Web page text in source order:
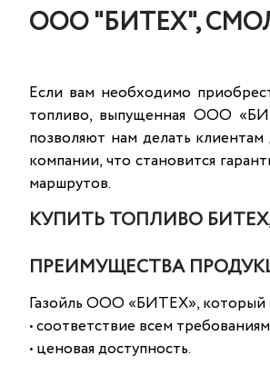
ООО "БИТЕХ",
Если вам необходимо
топливо, выпущенная ООО
позволяют нам делать
компании, что становится
маршрутов.
КУПИТЬ ТОПЛИВО
ПРЕИМУЩЕСТВА
Газойль ООО «БИТЕХ», который
• соответствие всем
• ценовая доступность.